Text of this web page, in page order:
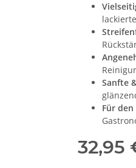
Sanfte
Für
32,95